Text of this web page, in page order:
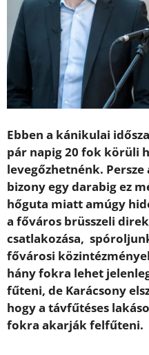
Ebben a kánikulai
pár napig 20 fok körüli
levegőzhetnénk.
bizony egy darabig ez
hőguta miatt amúgy
a főváros brüsszeli
csatlakozása,
fővárosi
hány fokra lehet
fűteni, de Karácsony
hogy a távfűtéses
fokra akarják felfűteni.